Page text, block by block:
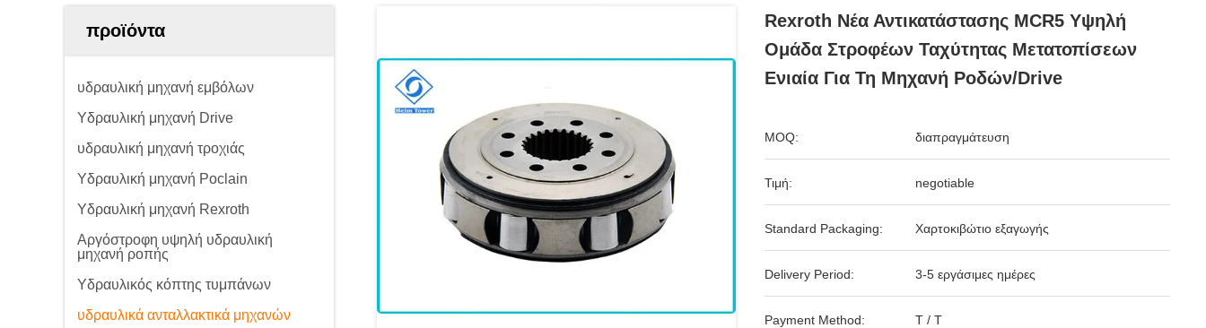
προϊόντα
υδραυλική μηχανή εμβόλων
Υδραυλική μηχανή Drive
υδραυλική μηχανή τροχιάς
Υδραυλική μηχανή Poclain
Υδραυλική μηχανή Rexroth
Αργόστροφη υψηλή υδραυλική
μηχανή ροπής
Υδραυλικός κόπτης τυμπάνων
υδραυλικά ανταλλακτικά μηχανών
Rexroth Νέα Αντικατάστασης MCR5 Υψηλή
Ομάδα Στροφέων Ταχύτητας Μετατοπίσεων
Ενιαία Για Τη Μηχανή Ροδών/Drive
MOQ: διαπραγμάτευση
Τιμή: negotiable
Standard Packaging: Χαρτοκιβώτιο εξαγωγής
Delivery Period: 3-5 εργάσιμες ημέρες
Payment Method: T / T